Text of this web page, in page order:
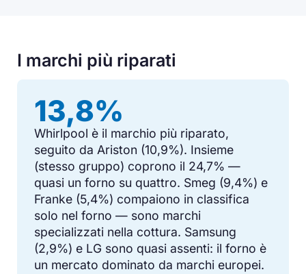
I marchi più riparati
13,8%
Whirlpool è il marchio più riparato,
seguito da Ariston (10,9%). Insieme
(stesso gruppo) coprono il 24,7% —
quasi un forno su quattro. Smeg (9,4%) e
Franke (5,4%) compaiono in classifica
solo nel forno — sono marchi
specializzati nella cottura. Samsung
(2,9%) e LG sono quasi assenti: il forno è
un mercato dominato da marchi europei.